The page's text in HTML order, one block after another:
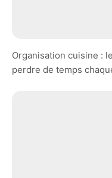
Organisation cuisine :
perdre de temps